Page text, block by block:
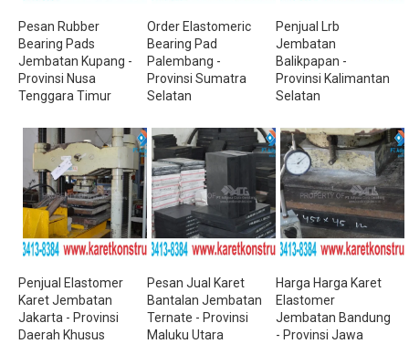
Pesan Rubber
Bearing Pads
Jembatan Kupang -
Provinsi Nusa
Tenggara Timur
Order Elastomeric
Bearing Pad
Palembang -
Provinsi Sumatra
Selatan
Penjual Lrb
Jembatan
Balikpapan -
Provinsi Kalimantan
Selatan
Penjual Elastomer
Karet Jembatan
Jakarta - Provinsi
Daerah Khusus
Pesan Jual Karet
Bantalan Jembatan
Ternate - Provinsi
Maluku Utara
Harga Harga Karet
Elastomer
Jembatan Bandung
- Provinsi Jawa